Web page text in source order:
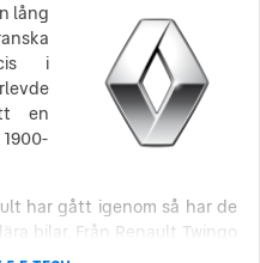
lång
i
en
har gått igenom så har de
bilar. Från Renault Twingo
till Renault Clio som blev